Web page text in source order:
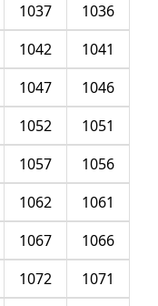
1036
1037
1041
1042
1046
1047
1051
1052
1056
1057
1061
1062
1066
1067
1071
1072